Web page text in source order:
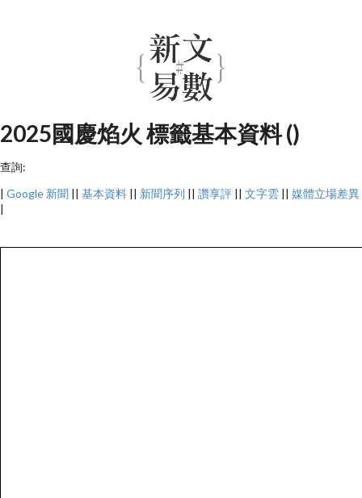
2025國慶焰火 標籤基本資料 ()
查詢:
| Google 新聞 || 基本資料 || 新聞序列 || 讚享評 || 文字雲 || 媒體立場差異
|